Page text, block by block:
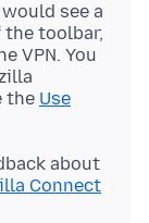
see a
toolbar,
VPN. You
the Use
about
Connect